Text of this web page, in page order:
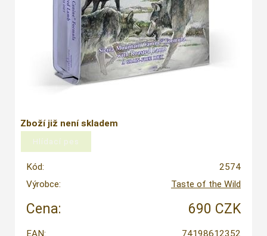
Zboží již není skladem
Kód:
2574
Výrobce:
Taste of the Wild
Cena: 690 CZK
EAN:
74198612352